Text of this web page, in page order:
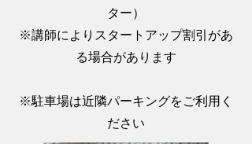
ター）
※講師によりスタートアップ割引があ
る場合があります
※​駐車場は近隣パーキングをご利用く
ださい